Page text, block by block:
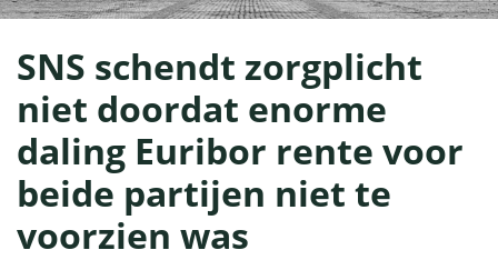
SNS schendt zorgplicht
niet doordat enorme
daling Euribor rente voor
beide partijen niet te
voorzien was